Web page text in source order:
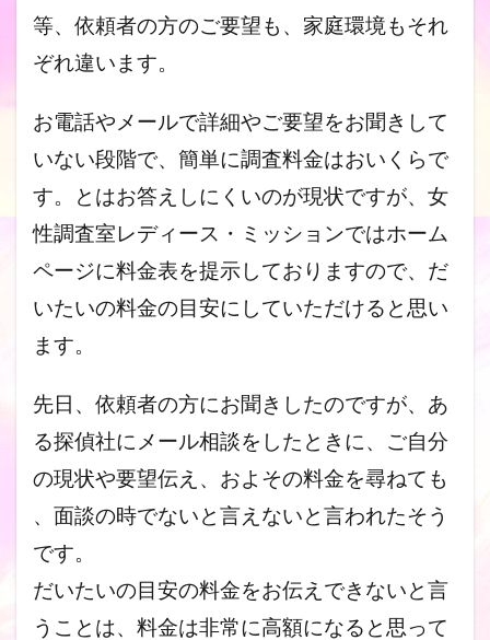
等、依頼者の方のご要望も、家庭環境もそれ
ぞれ違います。
お電話やメールで詳細やご要望をお聞きして
いない段階で、簡単に調査料金はおいくらで
す。とはお答えしにくいのが現状ですが、 女
性調査室レディース・ミッションではホーム
ページに料金表を提示しておりますので、 だ
いたいの料金の目安にしていただけると思い
ます。
先日、依頼者の方にお聞きしたのですが、あ
る探偵社にメール相談をしたときに、ご自分
の現状や要望伝え、およその料金を尋ねても
、面談の時でないと言えないと言われたそう
です。
だいたいの目安の料金をお伝えできないと言
うことは、料金は非常に高額になると思って